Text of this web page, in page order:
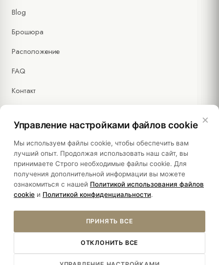
Blog
Брошюра
Расположение
FAQ
Контакт
Правовая информация
Политики
Устойчивость
© 2026 HOTEL SULTANIA. ALL RIGHTS RESERVED.
×
Управление настройками файлов cookie
Мы используем файлы cookie, чтобы обеспечить вам
лучший опыт. Продолжая использовать наш сайт, вы
принимаете Строго необходимые файлы cookie. Для
получения дополнительной информации вы можете
ознакомиться с нашей Политикой использования файлов
cookie и Политикой конфиденциальности.
ПРИНЯТЬ ВСЕ
ОТКЛОНИТЬ ВСЕ